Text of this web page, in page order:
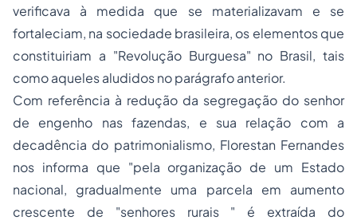
verificava à medida que se materializavam e se
fortaleciam, na sociedade brasileira, os elementos que
constituiriam a "Revolução Burguesa" no Brasil, tais
como aqueles aludidos no parágrafo anterior.
Com referência à redução da segregação do senhor
de engenho nas fazendas, e sua relação com a
decadência do patrimonialismo, Florestan Fernandes
nos informa que "pela organização de um Estado
nacional, gradualmente uma parcela em aumento
crescente de "senhores rurais " é extraída do